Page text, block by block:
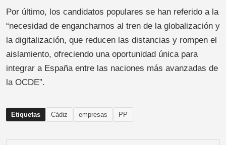
Por último, los candidatos populares se han referido a la
“necesidad de engancharnos al tren de la globalización y
la digitalización, que reducen las distancias y rompen el
aislamiento, ofreciendo una oportunidad única para
integrar a España entre las naciones más avanzadas de
la OCDE”.
Etiquetas Cádiz empresas PP